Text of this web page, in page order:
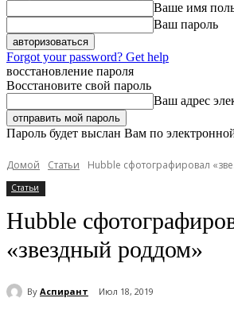
Ваше имя
Ваш пароль
Forgot your password? Get help
восстановление пароля
Восстановите свой пароль
Ваш адрес
Пароль будет выслан Вам по
Домой Статьи Hubble сфотографировал
Статьи
Hubble
«звездный роддом»
By Аспирант Июл 18, 2019